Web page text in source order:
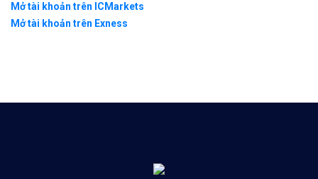
Mở tài khoản trên ICMarkets
Mở tài khoản trên Exness